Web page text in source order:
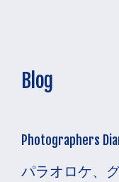
Blog
Photographers
パラオロケ、